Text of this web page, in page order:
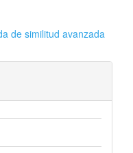
de similitud avanzada